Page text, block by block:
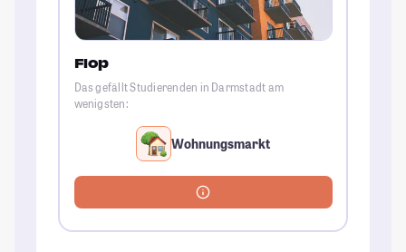
Flop
Das gefällt Studierenden in Darmstadt am
wenigsten:
Wohnungsmarkt